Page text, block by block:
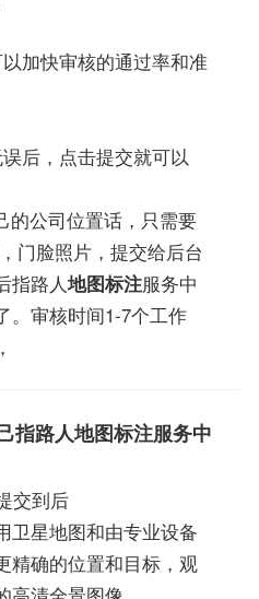
加快审核的通过率和准
后，点击提交就可以
的公司位置话，只需要
门脸照片，提交给后台
指路人地图标注服务中
。审核时间1-7个工作
指路人地图标注服务中
交到后
卫星地图和由专业设备
精确的位置和目标，观